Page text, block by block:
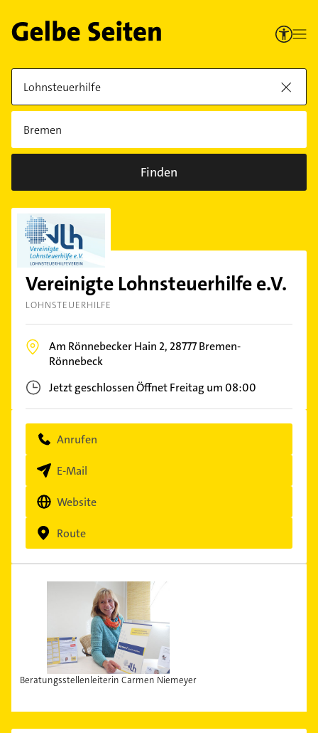
Finden
Vereinigte Lohnsteuerhilfe e.V.
LOHNSTEUERHILFE
Am Rönnebecker Hain 2, 28777Bremen-
Rönnebeck
Jetzt geschlossenÖffnet Freitag um 08:00
Anrufen
E-Mail
Website
Route
Beratungsstellenleiterin Carmen Niemeyer